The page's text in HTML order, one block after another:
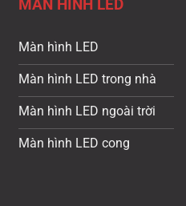
MÀN HÌNH LED
Màn hình LED
Màn hình LED trong nhà
Màn hình LED ngoài trời
Màn hình LED cong